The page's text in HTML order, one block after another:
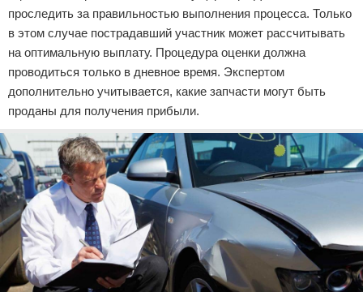
проследить за правильностью выполнения процесса. Только
в этом случае пострадавший участник может рассчитывать
на оптимальную выплату. Процедура оценки должна
проводиться только в дневное время. Экспертом
дополнительно учитывается, какие запчасти могут быть
проданы для получения прибыли.